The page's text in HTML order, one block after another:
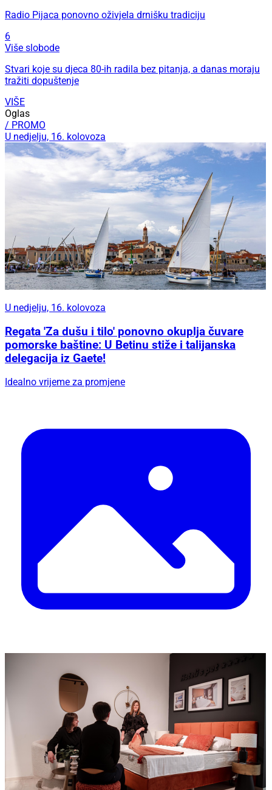
Radio Pijaca ponovno oživjela drnišku tradiciju
6
Više slobode
Stvari koje su djeca 80-ih radila bez pitanja, a danas moraju
tražiti dopuštenje
VIŠE
Oglas
/ PROMO
U nedjelju, 16. kolovoza
U nedjelju, 16. kolovoza
Regata 'Za dušu i tilo' ponovno okuplja čuvare
pomorske baštine: U Betinu stiže i talijanska
delegacija iz Gaete!
Idealno vrijeme za promjene